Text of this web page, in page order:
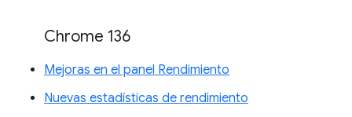
Chrome 136
Mejoras en el panel Rendimiento
Nuevas estadísticas de rendimiento